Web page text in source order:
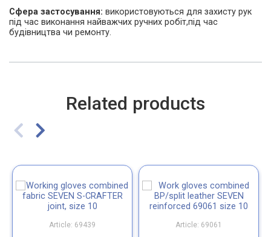
Сфера застосування: використовуються для захисту рук
під час виконання найважчих ручних робіт,під час
будівництва чи ремонту.
Related products
Article: 69439 Article: 69061